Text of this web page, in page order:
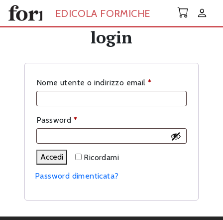
Skip to main content
EDICOLA FORMICHE
login
Nome utente o indirizzo email *Richiesto
Password *Richiesto
Ricordami
Accedi
Password dimenticata?